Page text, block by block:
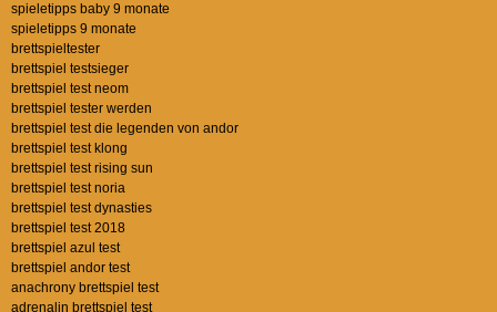
spieletipps baby 9 monate
spieletipps 9 monate
brettspieltester
brettspiel testsieger
brettspiel test neom
brettspiel tester werden
brettspiel test die legenden von andor
brettspiel test klong
brettspiel test rising sun
brettspiel test noria
brettspiel test dynasties
brettspiel test 2018
brettspiel azul test
brettspiel andor test
anachrony brettspiel test
adrenalin brettspiel test